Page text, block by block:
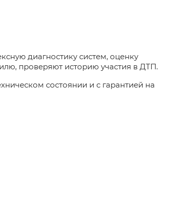
диагностику систем, оценку
проверяют историю участия в ДТП.
состоянии и с гарантией на